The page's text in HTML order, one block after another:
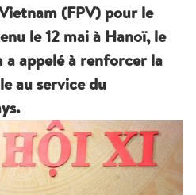
(FPV) pour le
le 12 mai à Hanoï, le
a appelé à renforcer la
au service du